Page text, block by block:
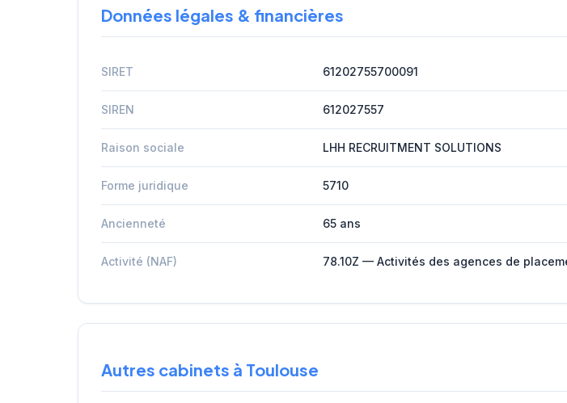
Données légales & financières
SIRET 61202755700091
SIREN 612027557
Raison sociale LHH RECRUITMENT SOLUTIONS
Forme juridique 5710
Ancienneté 65 ans
Activité (NAF) 78.10Z — Activités des agences de
Autres cabinets à Toulouse